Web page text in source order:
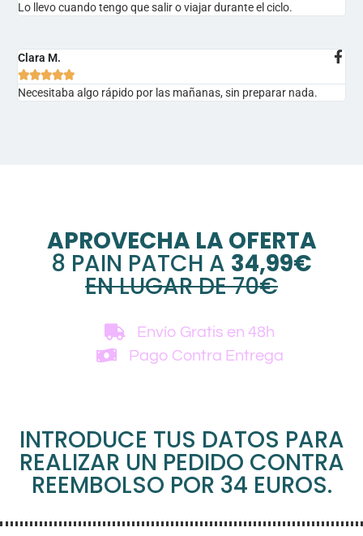
Lo llevo cuando tengo que salir o viajar durante el ciclo.
Clara M.

Necesitaba algo rápido por las mañanas, sin preparar nada.
APROVECHA LA OFERTA
8 PAIN PATCH A 34,99€
EN LUGAR DE 70€
Envío Gratis en 48h
Pago Contra Entrega
INTRODUCE TUS DATOS PARA
REALIZAR UN PEDIDO CONTRA
REEMBOLSO POR 34 EUROS.